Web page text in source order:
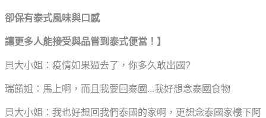
卻保有泰式風味與口感
讓更多人能接受與品嘗到泰式便當！】
貝大小姐：疫情如果過去了，你多久敢出國?
瑞餚姐：馬上啊，而且我要回泰國...我好想念泰國食物
貝大小姐：我也好想回我們泰國的家啊，更想念泰國家樓下阿